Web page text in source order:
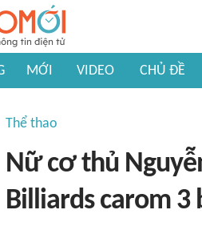
MỚI VIDEO CHỦ ĐỀ
Thể thao
Nữ cơ thủ
Billiards carom 3